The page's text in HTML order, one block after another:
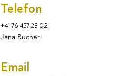
Telefon
+41 76 457 23 02
Jana Bucher
Email